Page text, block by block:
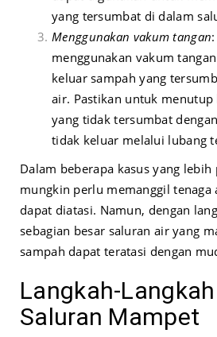
yang tersumbat di dalam
Menggunakan vakum tangan
menggunakan vakum
keluar sampah yang
air. Pastikan untuk
yang tidak tersumbat
tidak keluar melalui lubang
Dalam beberapa kasus yang lebih
mungkin perlu memanggil tenaga
dapat diatasi. Namun, dengan
sebagian besar saluran air yang
sampah dapat teratasi dengan
Langkah-
Saluran Mampet